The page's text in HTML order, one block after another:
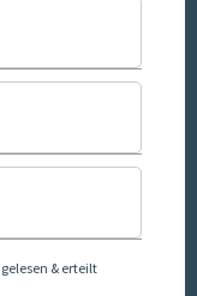
gelesen & erteilt